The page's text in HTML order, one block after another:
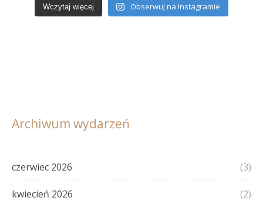
Wczytaj więcej Obserwuj na Instagramie
Archiwum wydarzeń
czerwiec 2026 (3)
kwiecień 2026 (2)